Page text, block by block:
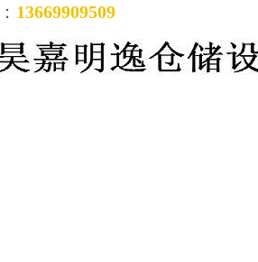
13669909509